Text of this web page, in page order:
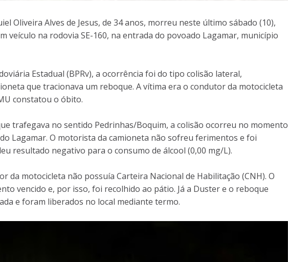
Oliveira Alves de Jesus, de 34 anos, morreu neste último sábado (10),
veículo na rodovia SE-160, na entrada do povoado Lagamar, município
Estadual (BPRv), a ocorrência foi do tipo colisão lateral,
que tracionava um reboque. A vítima era o condutor da motocicleta
constatou o óbito.
trafegava no sentido Pedrinhas/Boquim, a colisão ocorreu no momento
Lagamar. O motorista da camioneta não sofreu ferimentos e foi
resultado negativo para o consumo de álcool (0,00 mg/L).
da motocicleta não possuía Carteira Nacional de Habilitação (CNH). O
vencido e, por isso, foi recolhido ao pátio. Já a Duster e o reboque
e foram liberados no local mediante termo.